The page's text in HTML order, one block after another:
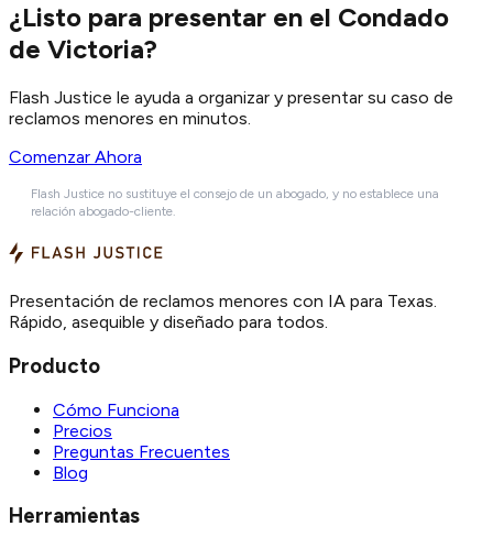
¿Listo para presentar en el Condado
de Victoria?
Flash Justice le ayuda a organizar y presentar su caso de
reclamos menores en minutos.
Comenzar Ahora
Flash Justice no sustituye el consejo de un abogado, y no establece una
relación abogado-cliente.
Presentación de reclamos menores con IA para Texas.
Rápido, asequible y diseñado para todos.
Producto
Cómo Funciona
Precios
Preguntas Frecuentes
Blog
Herramientas